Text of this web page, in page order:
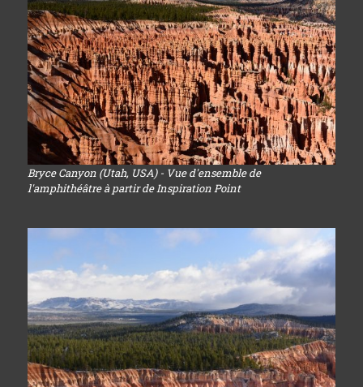
Bryce Canyon (Utah, USA) - Vue d'ensemble de
l'amphithéâtre à partir de Inspiration Point